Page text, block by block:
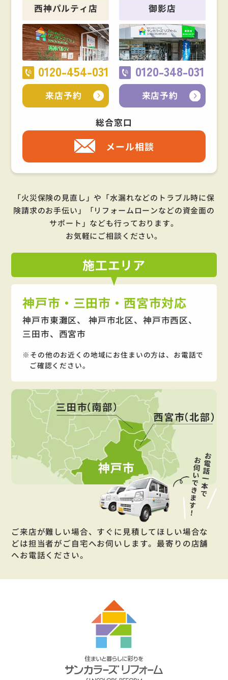
西神パルティ店
0120-454-031
来店予約
御影店
0120-348-031
来店予約
総合窓口
メール相談
「火災保険の見直し」や「水漏れなどのトラブル時に保
険請求のお手伝い」「リフォームローンなどの資金面の
サポート」 なども行っております。
お気軽にご相談ください。
施工エリア
神戸市・三田市・西宮市対応
神戸市東灘区、 神戸市北区、神戸市西区、
三田市、西宮市
その他のお近くの地域にお住まいの方は、お電話で
ご確認ください。
ご来店が難しい場合、すぐに見積してほしい場合な
どは担当者がご自宅へお伺いします。最寄りの店舗
へお電話ください。